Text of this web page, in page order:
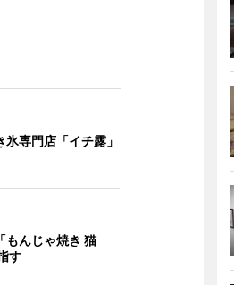
専門店「イチ露」
もんじゃ焼き 猫
す